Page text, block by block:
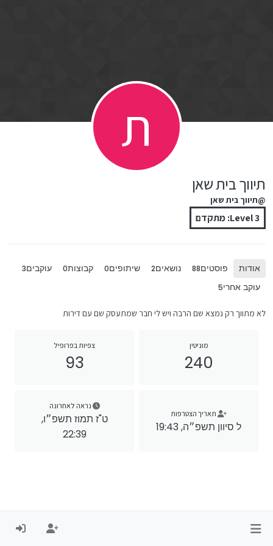
ת
תיווך בית שאן
@תיווך בית שאן
Level 3: מתקדם
אודות פוסטים88 נושאים2 שיתופים0 קבוצות0 עוקבים3
עוקב אחרי5
לא מתווך רק נמצא שם הרבה ויש לי חבר שמתעסק שם עם דירות
מוניטין
240
צפיות בפרופיל
93
תאריך הצטרפות
ל סיוון תשפ״ה, 19:43
נראה לאחרונה
ט"ז תמוז תשפ״ו,
22:39